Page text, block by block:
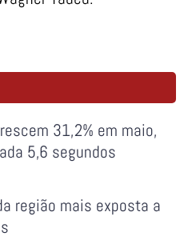
31,2% em maio,
5,6 segundos
região mais exposta a